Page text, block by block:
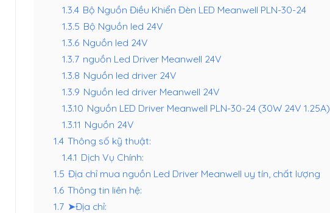
1.3.4 Bộ Nguồn Điều Khiển Đèn LED Meanwell PLN-30-24
1.3.5 Bộ Nguồn led 24V
1.3.6 Nguồn led 24V
1.3.7 nguồn Led Driver Meanwell 24V
1.3.8 Nguồn led driver 24V
1.3.9 Nguồn led driver Meanwell 24V
1.3.10 Nguồn LED Driver Meanwell PLN-30-24 (30W 24V 1.25A)
1.3.11 Nguồn 24V
1.4 Thông số kỹ thuật:
1.4.1 Dịch Vụ Chính:
1.5 Địa chỉ mua nguồn Led Driver Meanwell uy tín, chất lượng
1.6 Thông tin liên hệ:
1.7 ➤Địa chỉ: